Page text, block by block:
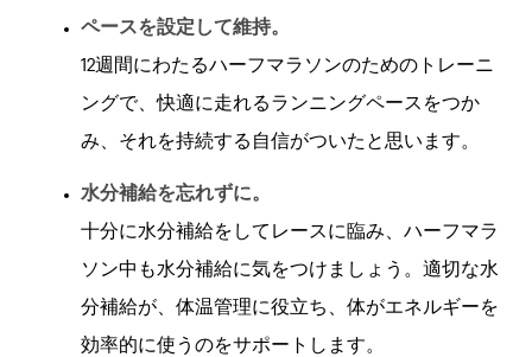
ペースを設定して維持。
12週間にわたるハーフマラソンのためのトレーニ
ングで、快適に走れるランニングペースをつか
み、それを持続する自信がついたと思います。
水分補給を忘れずに。
十分に水分補給をしてレースに臨み、ハーフマラ
ソン中も水分補給に気をつけましょう。適切な水
分補給が、体温管理に役立ち、体がエネルギーを
効率的に使うのをサポートします。